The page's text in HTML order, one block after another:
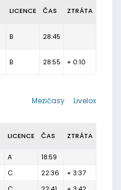
LICENCE ČAS ZTRÁTA
B 28:45
B 28:55 + 0:10
Livelox
Mezičasy
LICENCE ČAS ZTRÁTA
A
18:59
C 22:36
+ 3:37